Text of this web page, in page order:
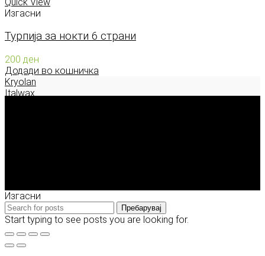
Изгасни
Турпија за нокти 6 страни
200 ден
Додади во кошничка
Kryolan
Italwax
Изгасни
Пребарувај
Start typing to see posts you are looking for.